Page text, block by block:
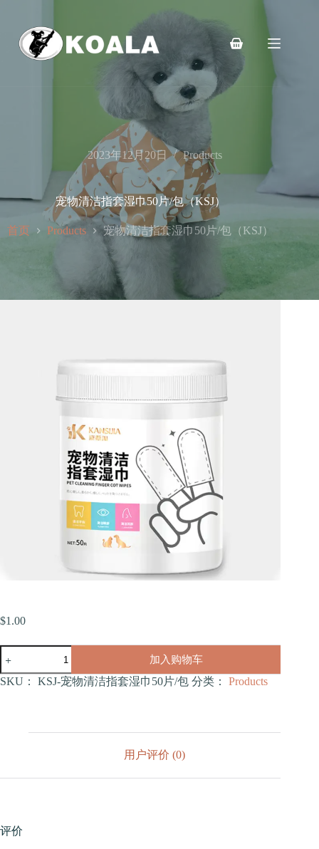
购
车
2023年12月20日 Products
宠物清洁指套湿巾50片/包（KSJ）
首页 Products 宠物清洁指套湿巾50片/包（KSJ）
$1.00
物
清
量
加入购物车
SKU： KSJ-宠物清洁指套湿巾50片/包 分类： Products
用户评价 (0)
评价